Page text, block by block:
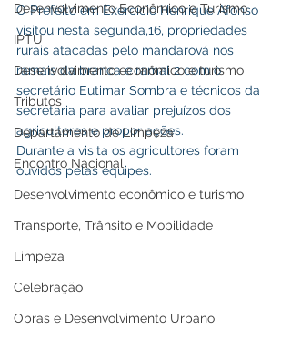
Desenvolvimento Econômico e Turismo
IPTU
Desenvolvimento econômico e turismo
Tributos
Departamento de Limpeza
Encontro Nacional
Desenvolvimento econômico e turismo
Transporte, Trânsito e Mobilidade
Limpeza
Celebração
Obras e Desenvolvimento Urbano
O Prefeito em Exercício Henrique Afonso
visitou nesta segunda,16, propriedades
rurais atacadas pelo mandarová nos
ramais da branca e ramal 2 com o
secretário Eutimar Sombra e técnicos da
secretaria para avaliar prejuízos dos
agricultores e propor ações.
Durante a visita os agricultores foram
ouvidos pelas equipes.